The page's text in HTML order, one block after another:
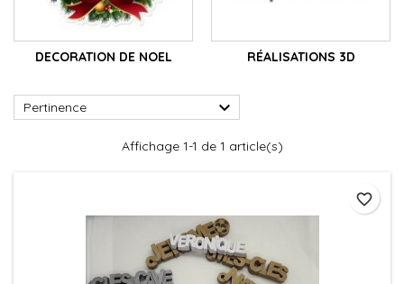
DECORATION DE NOEL RÉALISATIONS 3D
Pertinence 
Affichage 1-1 de 1 article(s)
favorite_border